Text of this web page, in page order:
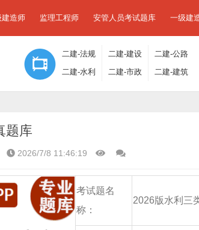
建造师 监理工程师 安管人员考试题库 一级建
二建-法规
及相关知
识
二建-建设
工程施工
管理
二建-公路
工程
二建-水利
水电
二建-市政
工程
二建-建筑
工程
题库
2026/7/8 11:46:19
考试题名
称：
2026版水利三